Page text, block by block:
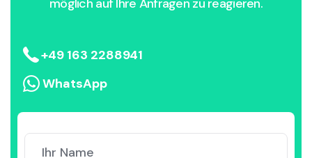
möglich auf Ihre Anfragen zu reagieren.
+49 163 2288941
WhatsApp